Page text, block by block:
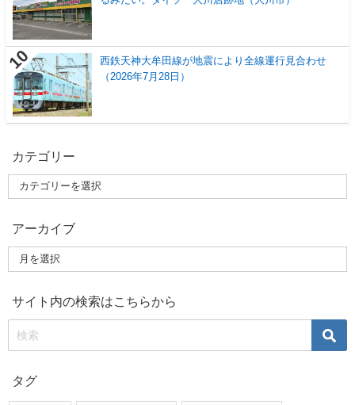
西鉄天神大牟田線が地震により全線運行見合わせ
（2026年7月28日）
カテゴリー
アーカイブ
サイト内の検索はこちらから
タグ